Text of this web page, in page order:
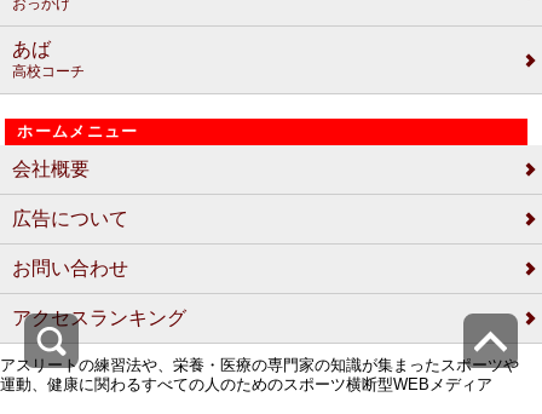
おっかけ
あば
高校コーチ
ホームメニュー
会社概要
広告について
お問い合わせ
アクセスランキング
アスリートの練習法や、栄養・医療の専門家の知識が集まったスポーツや
運動、健康に関わるすべての人のためのスポーツ横断型WEBメディア